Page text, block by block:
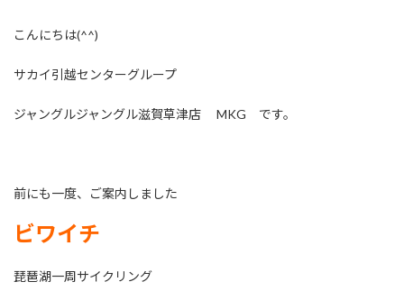
時
:
こんにちは(^^)
サカイ引越センターグループ
ジャングルジャングル滋賀草津店 MKG です。
前にも一度、ご案内しました
ビワイチ
琵琶湖一周サイクリング